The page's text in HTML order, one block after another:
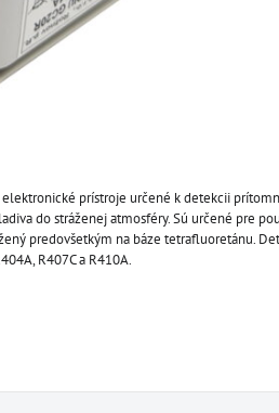
elektronické prístroje určené k detekcii
do stráženej atmosféry. Sú určené pre
predovšetkým na báze tetrafluoretánu.
R407C a R410A.